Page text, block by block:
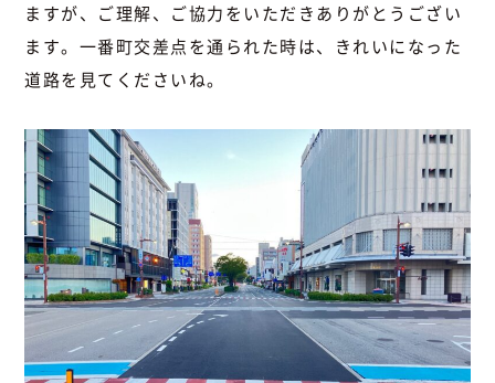
ますが、ご理解、ご協力をいただきありがとうござい
ます。一番町交差点を通られた時は、きれいになった
道路を見てくださいね。